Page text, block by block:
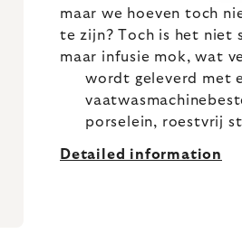
maar we hoeven toch
te zijn? Toch is het niet
maar infusie mok, wat
wordt geleverd met
porselein, roestvrij
Detailed information